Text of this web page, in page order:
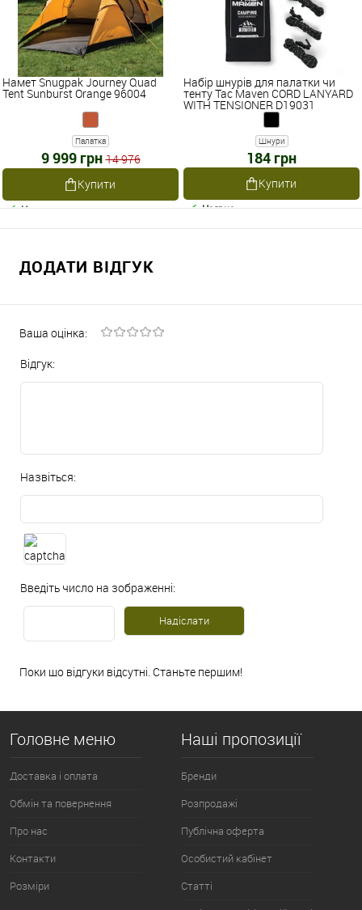
Намет Snugpak Journey Quad
Tent Sunburst Orange 96004
Палатка
9 999 грн 14 976
Купити
Наявне
Набір шнурів для палатки чи
тенту Tac Maven CORD LANYARD
WITH TENSIONER D19031
Шнури
184 грн
Купити
Наявне
ДОДАТИ ВІДГУК
Ваша оцінка:
Відгук:
Назвіться:
Введіть число на зображенні:
Поки що відгуки відсутні. Станьте першим!
Головне меню
Доставка і оплата
Обмін та повернення
Про нас
Контакти
Розміри
Наші пропозиції
Бренди
Розпродажі
Публічна оферта
Особистий кабінет
Статті